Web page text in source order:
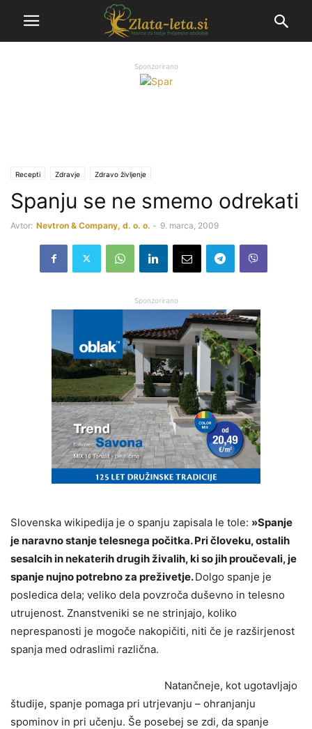
Sponzorirano
Recepti Zdravje Zdravo življenje
Spanju se ne smemo odrekati
Avtor: Nevtron & Company, d. o. o. - 9. marca, 2009
Sponzorirano
Slovenska wikipedija je o spanju zapisala le tole: »Spanje
je naravno stanje telesnega počitka. Pri človeku, ostalih
sesalcih in nekaterih drugih živalih, ki so jih proučevali, je
spanje nujno potrebno za preživetje.Dolgo spanje je
posledica dela; veliko dela povzroča duševno in telesno
utrujenost. Znanstveniki se ne strinjajo, koliko
neprespanosti je mogoče nakopičiti, niti če je razširjenost
spanja med odraslimi različna.
Natančneje, kot ugotavljajo
študije, spanje pomaga pri utrjevanju – ohranjanju
spominov in pri učenju. Še posebej se zdi, da spanje